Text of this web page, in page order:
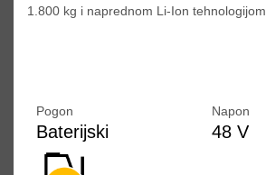
1.800 kg i naprednom Li-Ion tehnologijom
Pogon
Baterijski
Napon
48 V